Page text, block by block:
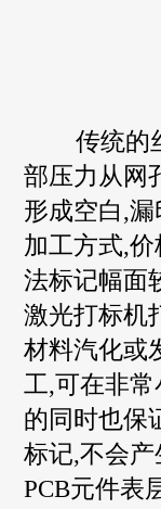
传统的丝
部压力从网
形成空白,
加工方式,
法标记幅面
激光打标机
材料汽化或
工,可在非
的同时也保
标记,不会
PCB元件表